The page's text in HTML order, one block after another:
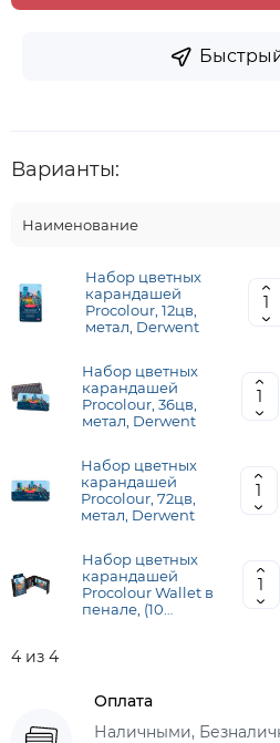
Варианты:
Наименование
Набор цветных
карандашей
Procolour, 12цв,
метал, Derwent
Набор цветных
карандашей
Procolour, 36цв,
метал, Derwent
Набор цветных
карандашей
Procolour, 72цв,
метал, Derwent
Набор цветных
карандашей
Procolour Wallet в
пенале, (10
4 из 4
Оплата
Наличными,